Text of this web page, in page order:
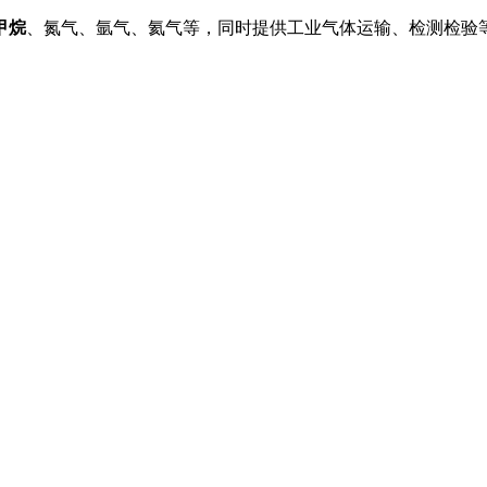
烷、氮气、氩气、氦气等，同时提供工业气体运输、检测检验